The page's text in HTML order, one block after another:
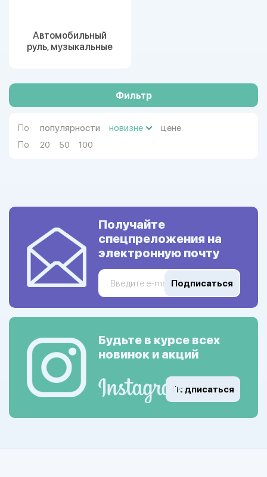
Автомобильный
руль, музыкальные
Фильтр
По: популярности новизне цене
По: 20 50 100
Получайте
спецпреложения на
электронную почту
Подписаться
Будьте в курсе всех
новинок и акций
Подписаться